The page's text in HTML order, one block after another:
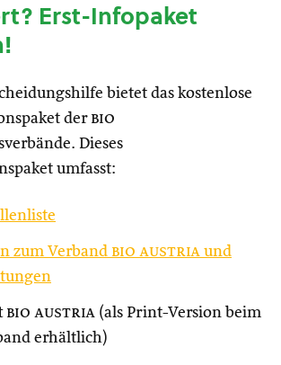
Erst-Infopaket
bietet das kostenlose
der bio
Dieses
umfasst:
zum Verband bio austria und
bio austria (als Print-Version beim
erhältlich)